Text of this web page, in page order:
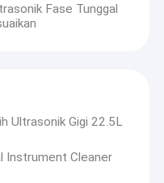
Fase Tunggal
Ultrasonik Gigi 22.5L
Instrument Cleaner